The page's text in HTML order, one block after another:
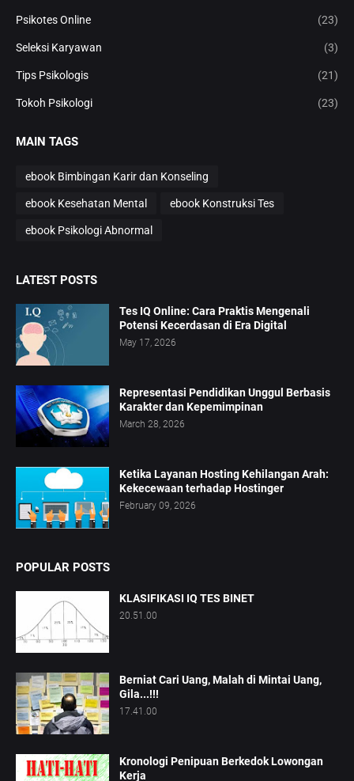
Psikotes Online (23)
Seleksi Karyawan (3)
Tips Psikologis (21)
Tokoh Psikologi (23)
MAIN TAGS
ebook Bimbingan Karir dan Konseling
ebook Kesehatan Mental ebook Konstruksi Tes
ebook Psikologi Abnormal
LATEST POSTS
Tes IQ Online: Cara Praktis Mengenali
Potensi Kecerdasan di Era Digital
May 17, 2026
Representasi Pendidikan Unggul Berbasis
Karakter dan Kepemimpinan
March 28, 2026
Ketika Layanan Hosting Kehilangan Arah:
Kekecewaan terhadap Hostinger
February 09, 2026
POPULAR POSTS
KLASIFIKASI IQ TES BINET
20.51.00
Berniat Cari Uang, Malah di Mintai Uang,
Gila...!!!
17.41.00
Kronologi Penipuan Berkedok Lowongan
Kerja